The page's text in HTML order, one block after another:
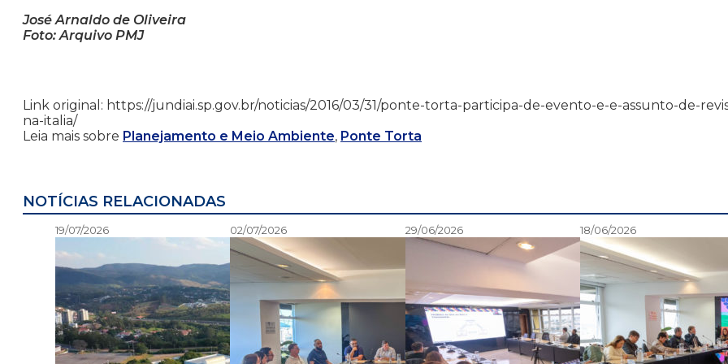
José Arnaldo de Oliveira
Foto: Arquivo PMJ
Link original: https://jundiai.sp.gov.br/noticias/2016/03/31/ponte-torta-participa-de-evento-e-e-assunto-de-
na-italia/
Leia mais sobre Planejamento e Meio Ambiente, Ponte Torta
NOTÍCIAS RELACIONADAS
19/07/2026 02/07/2026 29/06/2026 18/06/2026